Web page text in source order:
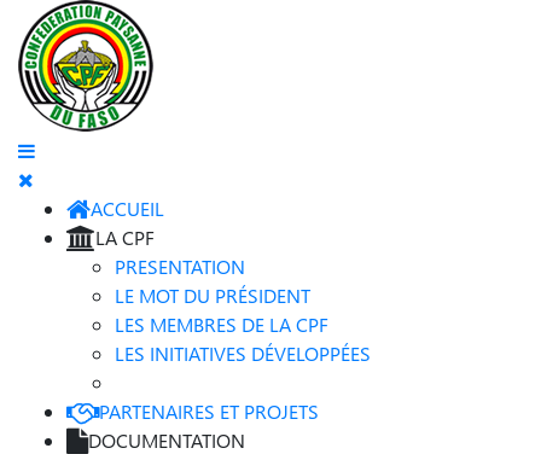
ACCUEIL
LA CPF
PRESENTATION
LE MOT DU PRÉSIDENT
LES MEMBRES DE LA CPF
LES INITIATIVES DÉVELOPPÉES
PARTENAIRES ET PROJETS
DOCUMENTATION